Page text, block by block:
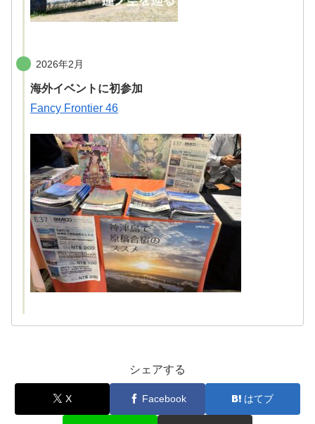
2026年2月
海外イベントに初参加
Fancy Frontier 46
シェアする
X Facebook はてブ